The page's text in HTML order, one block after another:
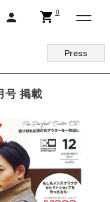
CLOVER
person shopping_cart 0
Press
号 掲載